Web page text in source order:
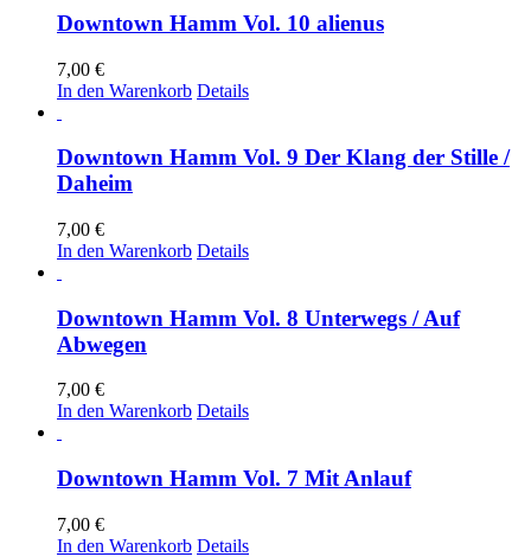
Downtown Hamm Vol. 10 alienus
7,00 €
In den Warenkorb Details
Downtown Hamm Vol. 9 Der Klang der Stille /
Daheim
7,00 €
In den Warenkorb Details
Downtown Hamm Vol. 8 Unterwegs / Auf
Abwegen
7,00 €
In den Warenkorb Details
Downtown Hamm Vol. 7 Mit Anlauf
7,00 €
In den Warenkorb Details